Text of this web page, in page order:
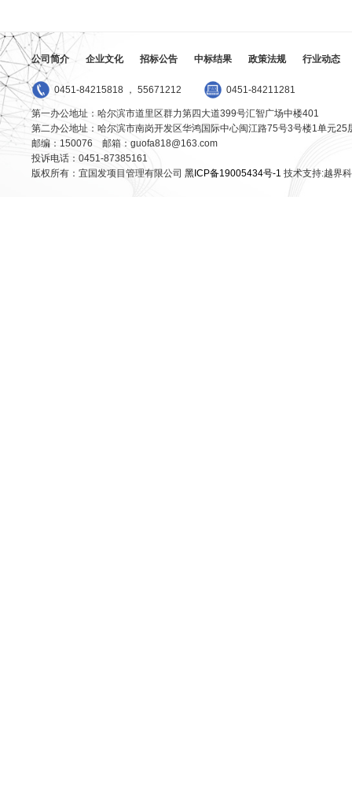
公司简介 企业文化 招标公告 中标结果 政策法规 行业动态
0451-84215818 ， 55671212 0451-84211281
第一办公地址：哈尔滨市道里区群力第四大道399号汇智广场中楼401
第二办公地址：哈尔滨市南岗开发区华鸿国际中心闽江路75号3号楼1单元25
邮编：150076 邮箱：guofa818@163.com
投诉电话：0451-87385161
版权所有：宜国发项目管理有限公司 黑ICP备19005434号-1 技术支持:越界